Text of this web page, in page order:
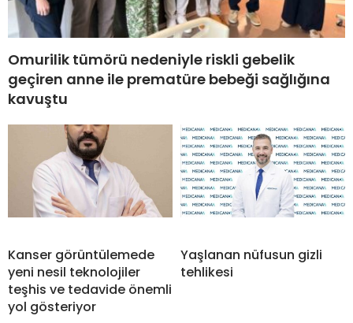
Omurilik tümörü nedeniyle riskli gebelik
geçiren anne ile prematüre bebeği sağlığına
kavuştu
Kanser görüntülemede
yeni nesil teknolojiler
teşhis ve tedavide önemli
yol gösteriyor
Yaşlanan nüfusun gizli
tehlikesi